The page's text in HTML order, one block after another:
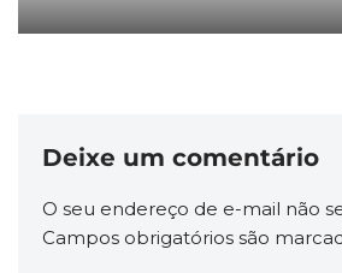
Deixe um comentário
O seu endereço de e-mail não
Campos obrigatórios são